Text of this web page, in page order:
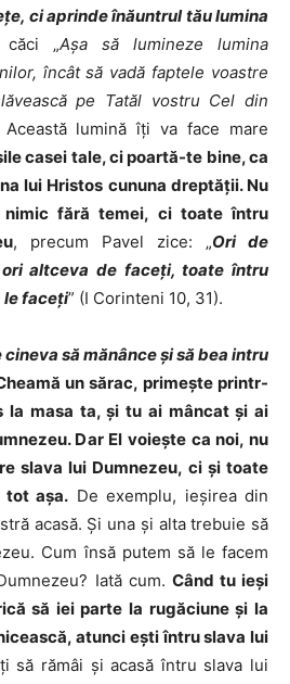
ci aprinde înăuntrul tău lumina
căci „Aşa să lumineze lumina
încât să vadă faptele voastre
pe Tatăl vostru Cel din
lumină îţi va face mare
casei tale, ci poartă-te bine, ca
lui Hristos cununa dreptăţii. Nu
fără temei, ci toate întru
, precum Pavel zice: „Ori de
altceva de faceţi, toate întru
le faceţi” (I Corinteni 10, 31).
cineva să mănânce şi să bea intru
un sărac, primeşte printr-
la masa ta, şi tu ai mâncat şi ai
Dar El voieşte ca noi, nu
slava lui Dumnezeu, ci şi toate
tot aşa. De exemplu, ieşirea din
acasă. Şi una şi alta trebuie să
Cum însă putem să le facem
Iată cum. Când tu ieşi
să iei parte la rugăciune şi la
atunci eşti întru slava lui
să rămâi şi acasă întru slava lui